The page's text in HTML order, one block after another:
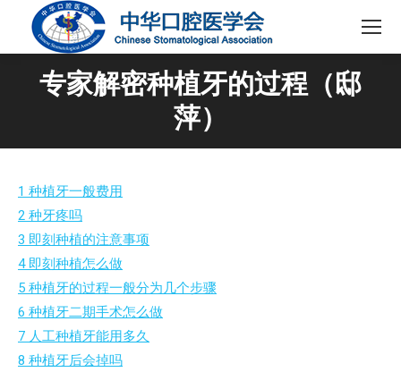
专家解密种植牙的过程（邸
萍）
1 种植牙一般费用
2 种牙疼吗
3 即刻种植的注意事项
4 即刻种植怎么做
5 种植牙的过程一般分为几个步骤
6 种植牙二期手术怎么做
7 人工种植牙能用多久
8 种植牙后会掉吗